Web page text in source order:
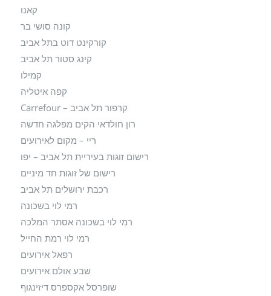
קאנו
קונה סושי בר
קורקינט דוט בתל אביב
קינג סטור תל אביב
קמילו
קפה איטליה
קרפור תל אביב – Carrefour
רון חולדאי הקים מפלגה חדשה
ריי – מקום לאירועים
רישום זוגות בעיריית תל אביב – יפו
רישום של זוגות חד מיניים
רכבת ירושלים תל אביב
רמי לוי בשכונה
רמי לוי בשכונה אסתר המלכה
רמי לוי רמת החייל
רפאל אירועים
שבע אולם אירועים
שופרסל אקספרס דיזינגוף